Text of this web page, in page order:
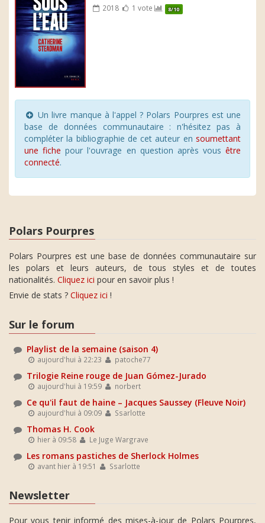
2018 1 vote 8/10
Un livre manque à l'appel ? Polars Pourpres est une
base de données communautaire : n'hésitez pas à
compléter la bibliographie de cet auteur en soumettant
une fiche pour l'ouvrage en question après vous être
connecté.
Polars Pourpres
Polars Pourpres est une base de données communautaire sur
les polars et leurs auteurs, de tous styles et de toutes
nationalités. Cliquez ici pour en savoir plus !
Envie de stats ? Cliquez ici !
Sur le forum
Playlist de la semaine (saison 4)
aujourd'hui à 22:23 patoche77
Trilogie Reine rouge de Juan Gómez-Jurado
aujourd'hui à 19:59 norbert
Ce qu'il faut de haine – Jacques Saussey (Fleuve Noir)
aujourd'hui à 09:09 Ssarlotte
Thomas H. Cook
hier à 09:58 Le Juge Wargrave
Les romans pastiches de Sherlock Holmes
avant hier à 19:51 Ssarlotte
Newsletter
Pour vous tenir informé des mises-à-jour de Polars Pourpres,